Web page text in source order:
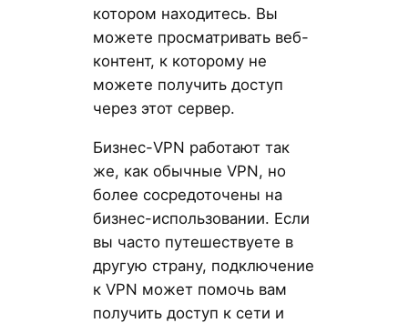
котором находитесь. Вы
можете просматривать веб-
контент, к которому не
можете получить доступ
через этот сервер.
Бизнес-VPN работают так
же, как обычные VPN, но
более сосредоточены на
бизнес-использовании. Если
вы часто путешествуете в
другую страну, подключение
к VPN может помочь вам
получить доступ к сети и